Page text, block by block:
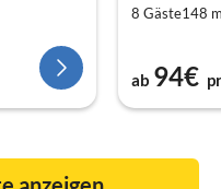
8 Gäste148
ab 94€